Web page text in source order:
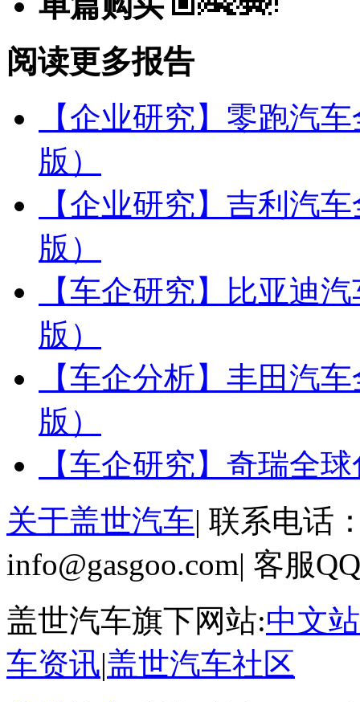
阅读更多报告
【企业研究】零跑汽
版）
【企业研究】吉利汽
版）
【车企研究】比亚迪
版）
【车企分析】丰田汽
版）
【车企研究】奇瑞全
关于盖世汽车| 联系电话
info@gasgoo.com| 客服
盖世汽车旗下网站:中文站
车资讯|盖世汽车社区